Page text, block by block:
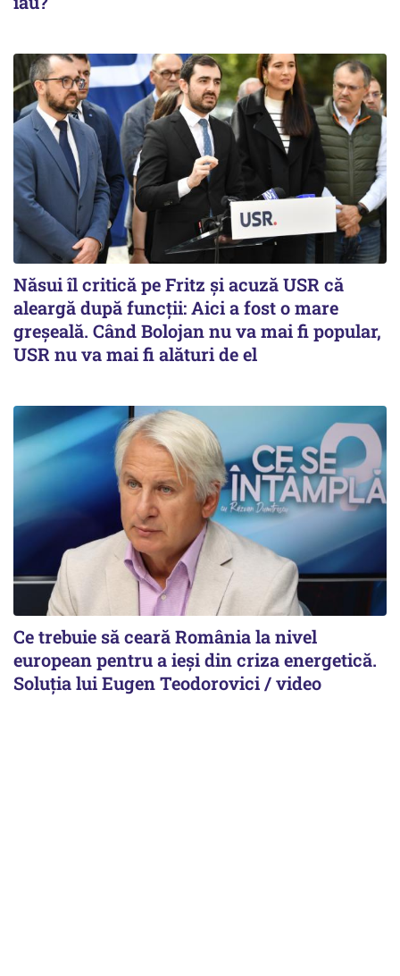
Năsui îl critică pe Fritz și acuză USR că
aleargă după funcții: Aici a fost o mare
greșeală. Când Bolojan nu va mai fi popular,
USR nu va mai fi alături de el
Ce trebuie să ceară România la nivel
european pentru a ieși din criza energetică.
Soluția lui Eugen Teodorovici / video